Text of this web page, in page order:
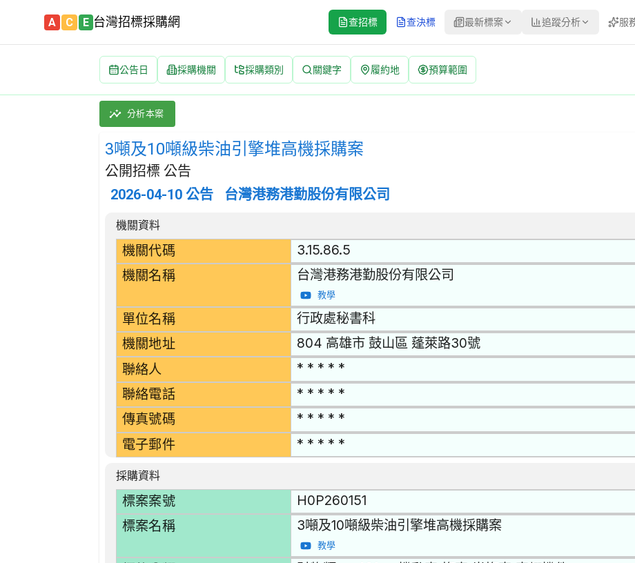
A C E 台灣招標採購網 查招標 查決標 最新標案 追蹤分析 服
公告日 採購機關 採購類別 關鍵字 履約地 預算範圍
3噸及10噸級柴油引擎堆高機採購案 招標公告 | 案號：H0P260151 | 公開招標 公告
採購類別：財物類 機動車,拖車,半拖車;車輛機件 | 招標方式：公開招標 | 決標方式：最低標 | 資料來源：
分析本案
3噸及10噸級柴油引擎堆高機採購案
公開招標 公告
2026-04-10 公告 台灣港務港勤股份有限公司
招標公告詳細內容
機關資料
機關代碼 3.15.86.5
機關名稱 台灣港務港勤股份有限公司
教學
單位名稱 行政處秘書科
機關地址 804 高雄市 鼓山區 蓬萊路30號
聯絡人 * * * * *
聯絡電話 * * * * *
傳真號碼 * * * * *
電子郵件 * * * * *
採購資料
標案案號 H0P260151
標案名稱 3噸及10噸級柴油引擎堆高機採購案
教學